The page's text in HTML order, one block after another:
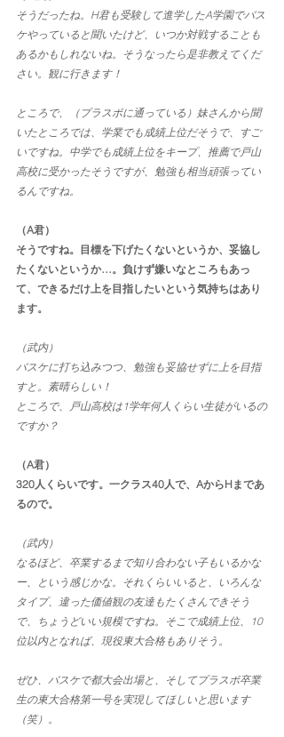
そうだったね。H君も受験して進学したA学園でバス
ケやっていると聞いたけど、いつか対戦することも
あるかもしれないね。そうなったら是非教えてくだ
さい。観に行きます！
ところで、（プラスポに通っている）妹さんから聞
いたところでは、学業でも成績上位だそうで、すご
いですね。中学でも成績上位をキープ、推薦で戸山
高校に受かったそうですが、勉強も相当頑張ってい
るんですね。
（A君）
そうですね。目標を下げたくないというか、妥協し
たくないというか…。負けず嫌いなところもあっ
て、できるだけ上を目指したいという気持ちはあり
ます。
（武内）
バスケに打ち込みつつ、勉強も妥協せずに上を目指
すと。素晴らしい！
ところで、戸山高校は1学年何人くらい生徒がいるの
ですか？
（A君）
320人くらいです。一クラス40人で、AからHまであ
るので。
（武内）
なるほど、卒業するまで知り合わない子もいるかな
ー、という感じかな。それくらいいると、いろんな
タイプ、違った価値観の友達もたくさんできそう
で、ちょうどいい規模ですね。そこで成績上位、10
位以内となれば、現役東大合格もありそう。
ぜひ、バスケで都大会出場と、そしてプラスポ卒業
生の東大合格第一号を実現してほしいと思います
（笑）。